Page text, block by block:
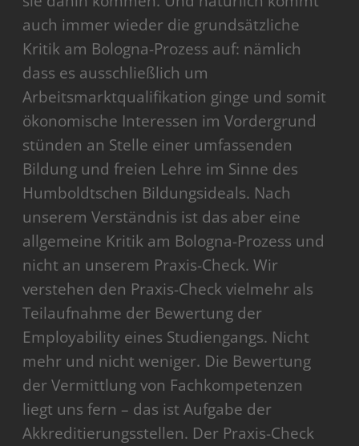
auch immer wieder die grundsätzliche
Kritik am Bologna-Prozess auf: nämlich
dass es ausschließlich um
Arbeitsmarktqualifikation ginge und somit
ökonomische Interessen im Vordergrund
stünden an Stelle einer umfassenden
Bildung und freien Lehre im Sinne des
Humboldtschen Bildungsideals. Nach
unserem Verständnis ist das aber eine
allgemeine Kritik am Bologna-Prozess und
nicht an unserem Praxis-Check. Wir
verstehen den Praxis-Check vielmehr als
Teilaufnahme der Bewertung der
Employability eines Studiengangs. Nicht
mehr und nicht weniger. Die Bewertung
der Vermittlung von Fachkompetenzen
liegt uns fern – das ist Aufgabe der
Akkreditierungsstellen. Der Praxis-Check